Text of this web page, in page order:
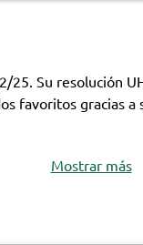
25. Su
favoritos gracias
Mostrar más